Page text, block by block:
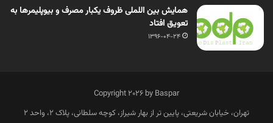
همایش بین اللملی ظروف یکبار مصرف و بیوپلیمرها به
تعویق افتاد
1396-04-24
Copyright 2026 by Baspar
تهران، خیابان شریعتی، پایین تر از بهار شیراز، کوچه سلطانی، پلاک 2، واحد 2